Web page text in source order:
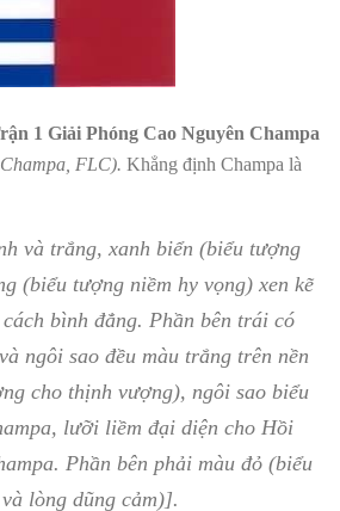
1 Giải Phóng Cao Nguyên Champa
FLC). Khẳng định Champa là
và trắng, xanh biển (biểu tượng
(biểu tượng niềm hy vọng) xen kẽ
bình đẳng. Phần bên trái có
ngôi sao đều màu trắng trên nền
cho thịnh vượng), ngôi sao biểu
lưỡi liềm đại diện cho Hồi
Phần bên phải màu đỏ (biểu
lòng dũng cảm)].